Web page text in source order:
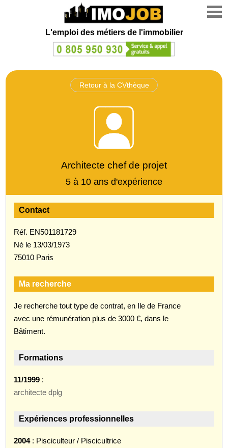
L'emploi des métiers de l'immobilier
Retour à la CVthèque
Architecte chef de projet
5 à 10 ans d'expérience
Contact
Réf. EN501181729
Né le 13/03/1973
75010 Paris
Ma recherche
Je recherche tout type de contrat, en Ile de France
avec une rémunération plus de 3000 €, dans le
Bâtiment.
Formations
11/1999 :
architecte dplg
Expériences professionnelles
2004: Pisciculteur / Piscicultrice